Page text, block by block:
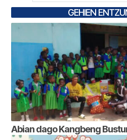
GEHIEN
Abian dago Kangbeng